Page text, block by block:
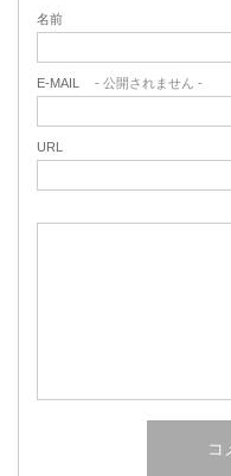
名前
E-MAIL - 公開されません -
URL